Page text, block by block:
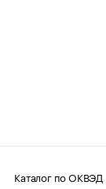
Каталог по ОКВЭД